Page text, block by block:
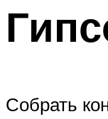
Собрать